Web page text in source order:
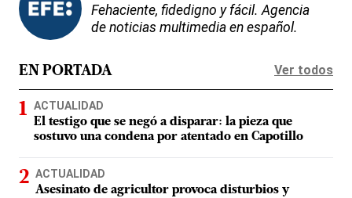
Fehaciente, fidedigno y fácil. Agencia
de noticias multimedia en español.
EN PORTADA Ver todos
ACTUALIDAD
El testigo que se negó a disparar: la pieza que
sostuvo una condena por atentado en Capotillo
ACTUALIDAD
Asesinato de agricultor provoca disturbios y